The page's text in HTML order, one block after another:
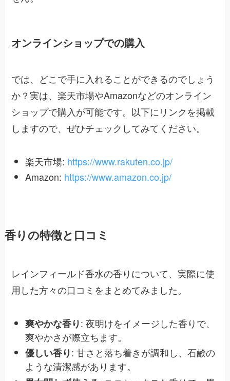
オンラインショップでの購入
では、どこで手に入れることができるのでしょう
か？実は、楽天市場やAmazonなどのオンライン
ショップで購入が可能です。以下にリンクを掲載
しますので、ぜひチェックしてみてください。
楽天市場: https://www.rakuten.co.jp/
Amazon: https://www.amazon.co.jp/
香りの特徴と口コミ
レインフィールド香水の香りについて、実際に使
用した方々の口コミをまとめてみました。
爽やかな香り: 夜明けをイメージした香りで、
爽やかさが際立ちます。
優しい香り: 甘さと落ち着きが調和し、石鹸の
ような清潔感があります。